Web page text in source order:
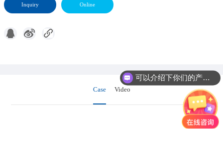
Inquiry Online
Case Video
可以介绍下你们的产品么?